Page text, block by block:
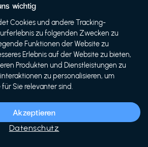
Brand für urbane Fahrräder...
wichtig
Cookies und andere Tracking-
zu folgenden Zwecken zu
Funktionen der Website zu
Erlebnis auf der Website zu bieten,
Produkten und Dienstleistungen zu
zu personalisieren, um
Sie relevanter sind.
Akzeptieren
Datenschutz